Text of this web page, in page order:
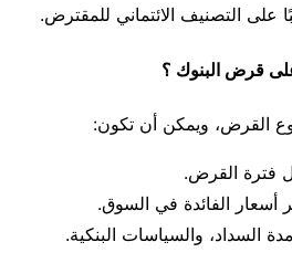
على التصنيف الائتماني للمقترض.
قرض البنوك ؟
القرض، ويمكن أن تكون:
فترة القرض.
أسعار الفائدة في السوق.
السداد، والسياسات البنكية.